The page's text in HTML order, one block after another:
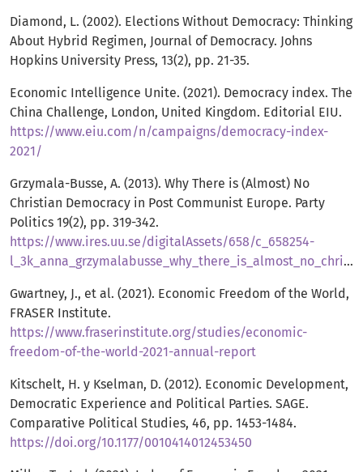
Diamond, L. (2002). Elections Without Democracy: Thinking
About Hybrid Regimen, Journal of Democracy. Johns
Hopkins University Press, 13(2), pp. 21-35.
Economic Intelligence Unite. (2021). Democracy index. The
China Challenge, London, United Kingdom. Editorial EIU.
https://www.eiu.com/n/campaigns/democracy-index-
2021/
Grzymala-Busse, A. (2013). Why There is (Almost) No
Christian Democracy in Post Communist Europe. Party
Politics 19(2), pp. 319-342.
https://www.ires.uu.se/digitalAssets/658/c_658254-
l_3k_anna_grzymalabusse_why_there_is_almost_no_christian_democracy_in_eatern_europe.pdf
Gwartney, J., et al. (2021). Economic Freedom of the World,
FRASER Institute.
https://www.fraserinstitute.org/studies/economic-
freedom-of-the-world-2021-annual-report
Kitschelt, H. y Kselman, D. (2012). Economic Development,
Democratic Experience and Political Parties. SAGE.
Comparative Political Studies, 46, pp. 1453-1484.
https://doi.org/10.1177/0010414012453450